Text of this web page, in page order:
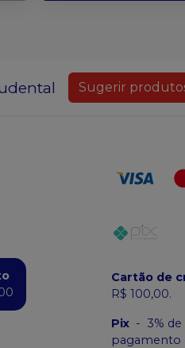
Sugerir
Cartão de
R$ 100,00.
Pix - 3%
pagamento